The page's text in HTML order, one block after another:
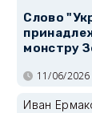
Слово
монстру
11/06/2026
Иван